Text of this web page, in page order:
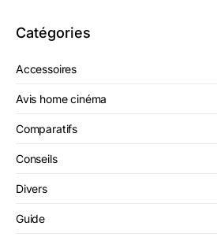
Catégories
Accessoires
Avis home cinéma
Comparatifs
Conseils
Divers
Guide